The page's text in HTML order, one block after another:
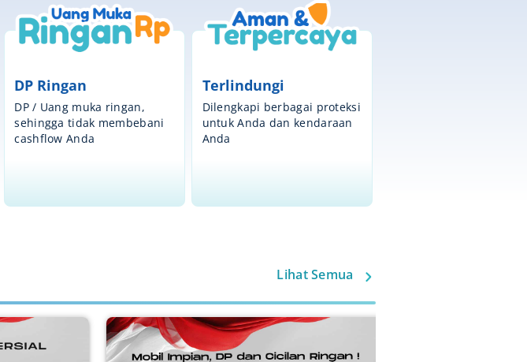
DP Ringan
DP / Uang muka ringan,
sehingga tidak membebani
cashflow Anda
Terlindungi
Dilengkapi berbagai proteksi
untuk Anda dan kendaraan
Anda
Lihat Semua